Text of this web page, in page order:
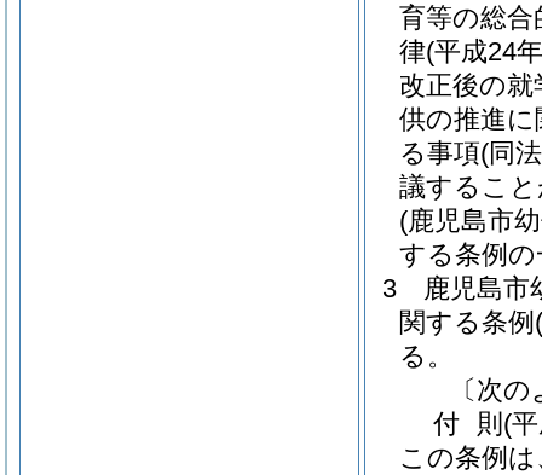
育等の総
律(平成24
改正後の
供の推進
る事項(同
議するこ
(鹿児島市
する条例の
3
鹿児島市
関する条例
る。
〔次
付 則 (
この条例